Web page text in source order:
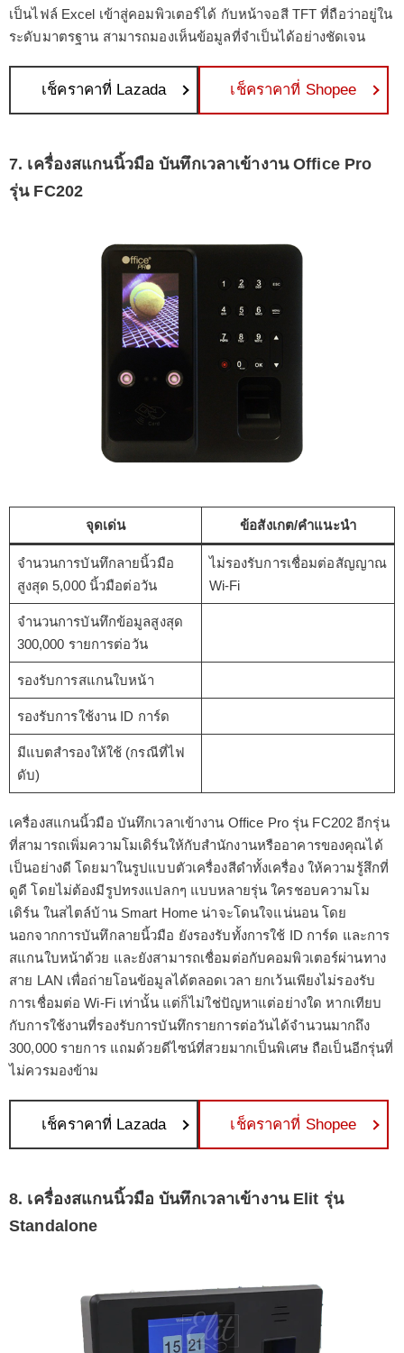
เป็นไฟล์ Excel เข้าสู่คอมพิวเตอร์ได้ กับหน้าจอสี TFT ที่ถือว่าอยู่ใน
ระดับมาตรฐาน สามารถมองเห็นข้อมูลที่จำเป็นได้อย่างชัดเจน
เช็คราคาที่ Lazada เช็คราคาที่ Shopee
7. เครื่องสแกนนิ้วมือ บันทึกเวลาเข้างาน Office Pro
รุ่น FC202
จุดเด่น ข้อสังเกต/คำแนะนำ
จำนวนการบันทึกลายนิ้วมือ
สูงสุด 5,000 นิ้วมือต่อวัน
ไม่รองรับการเชื่อมต่อสัญญาณ
Wi-Fi
จำนวนการบันทึกข้อมูลสูงสุด
300,000 รายการต่อวัน
รองรับการสแกนใบหน้า
รองรับการใช้งาน ID การ์ด
มีแบตสำรองให้ใช้ (กรณีที่ไฟ
ดับ)
เครื่องสแกนนิ้วมือ บันทึกเวลาเข้างาน Office Pro รุ่น FC202 อีกรุ่น
ที่สามารถเพิ่มความโมเดิร์นให้กับสำนักงานหรืออาคารของคุณได้
เป็นอย่างดี โดยมาในรูปแบบตัวเครื่องสีดำทั้งเครื่อง ให้ความรู้สึกที่
ดูดี โดยไม่ต้องมีรูปทรงแปลกๆ แบบหลายรุ่น ใครชอบความโม
เดิร์น ในสไตล์บ้าน Smart Home น่าจะโดนใจแน่นอน โดย
นอกจากการบันทึกลายนิ้วมือ ยังรองรับทั้งการใช้ ID การ์ด และการ
สแกนใบหน้าด้วย และยังสามารถเชื่อมต่อกับคอมพิวเตอร์ผ่านทาง
สาย LAN เพื่อถ่ายโอนข้อมูลได้ตลอดเวลา ยกเว้นเพียงไม่รองรับ
การเชื่อมต่อ Wi-Fi เท่านั้น แต่ก็ไม่ใช่ปัญหาแต่อย่างใด หากเทียบ
กับการใช้งานที่รองรับการบันทึกรายการต่อวันได้จำนวนมากถึง
300,000 รายการ แถมด้วยดีไซน์ที่สวยมากเป็นพิเศษ ถือเป็นอีกรุ่นที่
ไม่ควรมองข้าม
เช็คราคาที่ Lazada เช็คราคาที่ Shopee
8. เครื่องสแกนนิ้วมือ บันทึกเวลาเข้างาน Elit รุ่น
Standalone